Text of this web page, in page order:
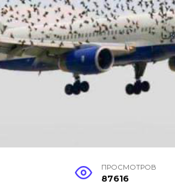
ПРОСМОТРОВ
87616